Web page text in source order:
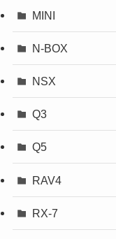
MINI
N-BOX
NSX
Q3
Q5
RAV4
RX-7